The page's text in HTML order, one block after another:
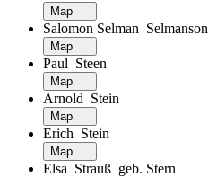
Salomon Selman Selmanson
Paul Steen
Arnold Stein
Erich Stein
Elsa Strauß geb. Stern